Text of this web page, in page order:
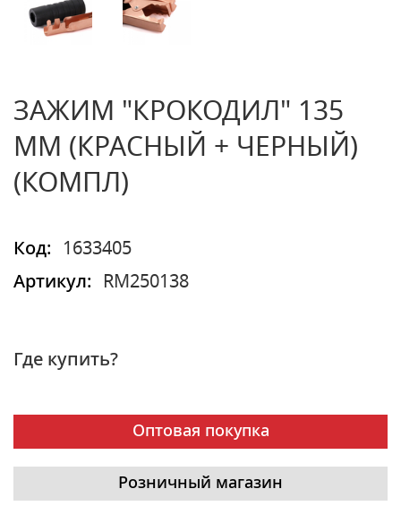
ЗАЖИМ "КРОКОДИЛ" 135
ММ (КРАСНЫЙ + ЧЕРНЫЙ)
(КОМПЛ)
Код:
1633405
Артикул:
RM250138
Где купить?
Оптовая покупка
Розничный магазин